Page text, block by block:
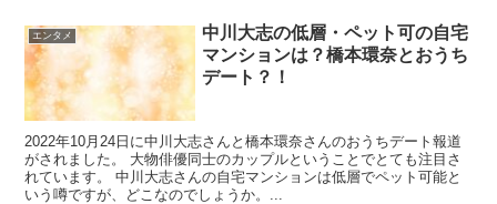
エンタメ
中川大志の低層・ペット可の自宅
マンションは？橋本環奈とおうち
デート？！
2022年10月24日に中川大志さんと橋本環奈さんのおうちデート報道
がされました。 大物俳優同士のカップルということでとても注目さ
れています。 中川大志さんの自宅マンションは低層でペット可能と
いう噂ですが、どこなのでしょうか。...